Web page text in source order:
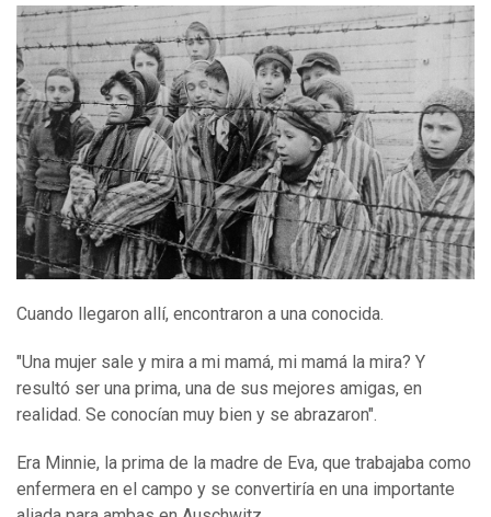
Cuando llegaron allí, encontraron a una conocida.
"Una mujer sale y mira a mi mamá, mi mamá la mira? Y
resultó ser una prima, una de sus mejores amigas, en
realidad. Se conocían muy bien y se abrazaron".
Era Minnie, la prima de la madre de Eva, que trabajaba como
enfermera en el campo y se convertiría en una importante